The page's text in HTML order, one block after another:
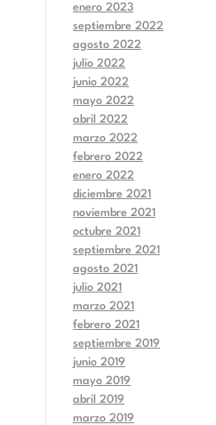
enero 2023
septiembre 2022
agosto 2022
julio 2022
junio 2022
mayo 2022
abril 2022
marzo 2022
febrero 2022
enero 2022
diciembre 2021
noviembre 2021
octubre 2021
septiembre 2021
agosto 2021
julio 2021
marzo 2021
febrero 2021
septiembre 2019
junio 2019
mayo 2019
abril 2019
marzo 2019